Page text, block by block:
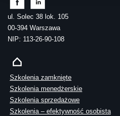
ul. Solec 38 lok. 105
00-394 Warszawa
NIP: 113-26-90-108
Szkolenia zamknięte
Szkolenia menedżerskie
Szkolenia sprzedażowe
Szkolenia – efektywność osobista